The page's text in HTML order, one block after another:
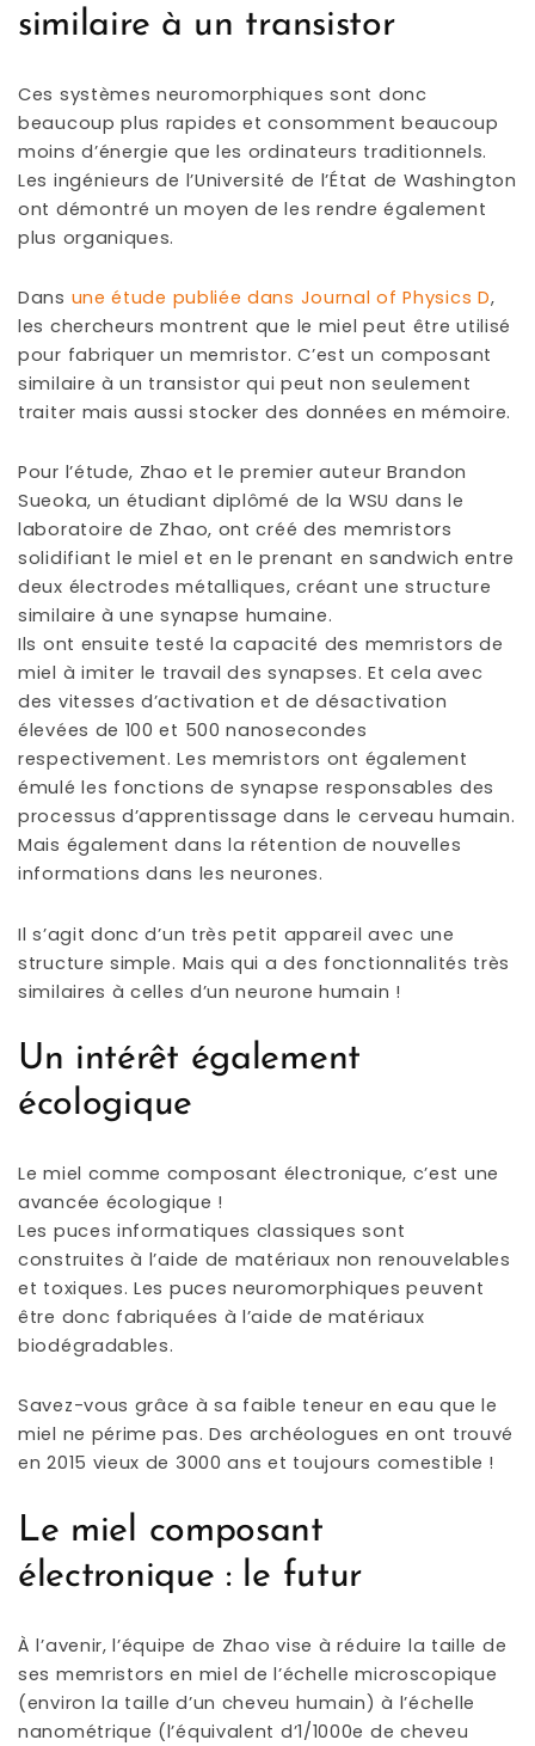
similaire à un transistor
Ces systèmes neuromorphiques sont donc
beaucoup plus rapides et consomment beaucoup
moins d’énergie que les ordinateurs traditionnels.
Les ingénieurs de l’Université de l’État de Washington
ont démontré un moyen de les rendre également
plus organiques.
Dans une étude publiée dans Journal of Physics D,
les chercheurs montrent que le miel peut être utilisé
pour fabriquer un memristor. C’est un composant
similaire à un transistor qui peut non seulement
traiter mais aussi stocker des données en mémoire.
Pour l’étude, Zhao et le premier auteur Brandon
Sueoka, un étudiant diplômé de la WSU dans le
laboratoire de Zhao, ont créé des memristors
solidifiant le miel et en le prenant en sandwich entre
deux électrodes métalliques, créant une structure
similaire à une synapse humaine.
Ils ont ensuite testé la capacité des memristors de
miel à imiter le travail des synapses. Et cela avec
des vitesses d’activation et de désactivation
élevées de 100 et 500 nanosecondes
respectivement. Les memristors ont également
émulé les fonctions de synapse responsables des
processus d’apprentissage dans le cerveau humain.
Mais également dans la rétention de nouvelles
informations dans les neurones.
Il s’agit donc d’un très petit appareil avec une
structure simple. Mais qui a des fonctionnalités très
similaires à celles d’un neurone humain !
Un intérêt également
écologique
Le miel comme composant électronique, c’est une
avancée écologique !
Les puces informatiques classiques sont
construites à l’aide de matériaux non renouvelables
et toxiques. Les puces neuromorphiques peuvent
être donc fabriquées à l’aide de matériaux
biodégradables.
Savez-vous grâce à sa faible teneur en eau que le
miel ne périme pas. Des archéologues en ont trouvé
en 2015 vieux de 3000 ans et toujours comestible !
Le miel composant
électronique : le futur
À l’avenir, l’équipe de Zhao vise à réduire la taille de
ses memristors en miel de l’échelle microscopique
(environ la taille d’un cheveu humain) à l’échelle
nanométrique (l’équivalent d’1/1000e de cheveu